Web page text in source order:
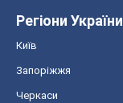
Регіони України
Київ
Запоріжжя
Черкаси